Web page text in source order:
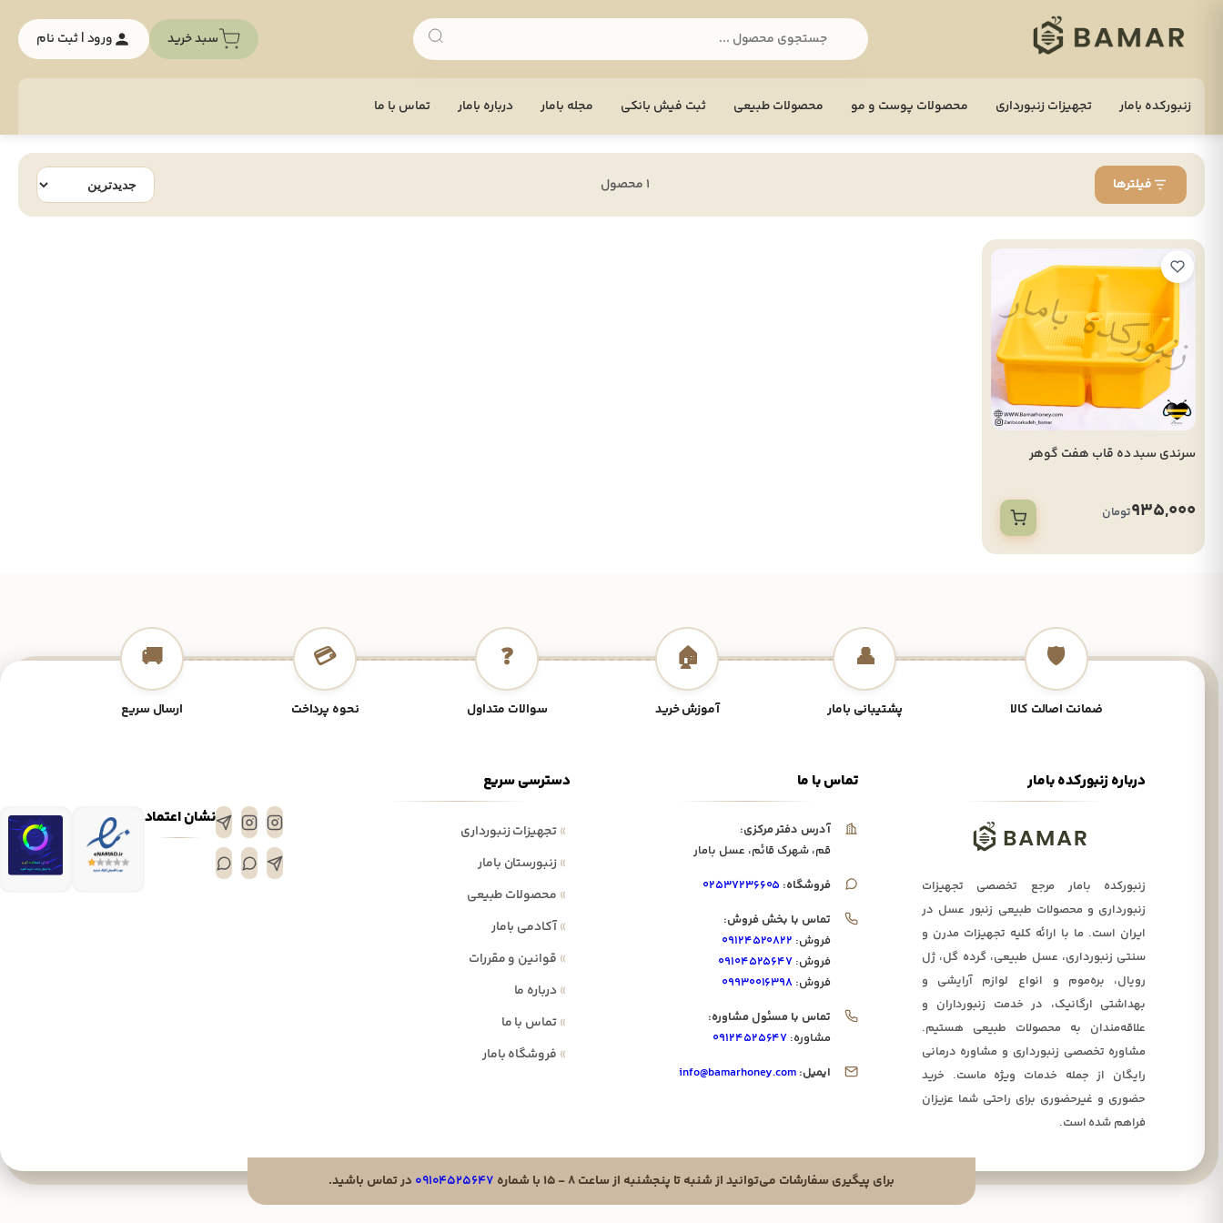
سبد خرید ورود | ثبت نام
زنبورکده بامار تجهيزات زنبورداری محصولات پوست و مو محصولات طبیعی ثبت فیش بانکی مجله بامار درباره بامار تماس با ما
فیلترها 1 محصول
سرندی سبد ده قاب هفت گوهر
935,000تومان
🛡️
ضمانت اصالت کالا
👤
پشتیبانی بامار
🏠
آموزش خرید
❓
سوالات متداول
💳
نحوه پرداخت
🚚
ارسال سریع
نشان اعتماد
دسترسی سریع
»تجهیزات زنبورداری
»زنبورستان بامار
» محصولات طبیعی
»آکادمی بامار
» قوانین و مقررات
» درباره ما
»تماس با ما
» فروشگاه بامار
تماس با ما
آدرس دفتر مرکزی:
قم، شهرک قائم، عسل بامار
فروشگاه: ۰۲۵۳۷۲۳۶۶۰۵
تماس با بخش فروش:
فروش: ۰۹۱۲۴۵۲۰۸۲۲
فروش: ۰۹۱۰۴۵۲۵۶۴۷
فروش: ۰۹۹۳۰۰۱۶۳۹۸
تماس با مسئول مشاوره:
مشاوره: ۰۹۱۲۴۵۲۵۶۴۷
ایمیل: info@bamarhoney.com
درباره زنبورکده بامار
زنبورکده بامار مرجع تخصصی تجهیزات
زنبورداری و محصولات طبیعی زنبور عسل در
ایران است. ما با ارائه کلیه تجهیزات مدرن و
سنتی زنبورداری، عسل طبیعی، گرده گل، ژل
رویال، بره‌موم و انواع لوازم آرایشی و
بهداشتی ارگانیک، در خدمت زنبورداران و
علاقه‌مندان به محصولات طبیعی هستیم.
مشاوره تخصصی زنبورداری و مشاوره درمانی
رایگان از جمله خدمات ویژه ماست. خرید
حضوری و غیرحضوری برای راحتی شما عزیزان
فراهم شده است.
برای پیگیری سفارشات می‌توانید از شنبه تا پنجشنبه از ساعت ۸ - ۱۵ با شماره ۰۹۱۰۴۵۲۵۶۴۷ در تماس باشید.